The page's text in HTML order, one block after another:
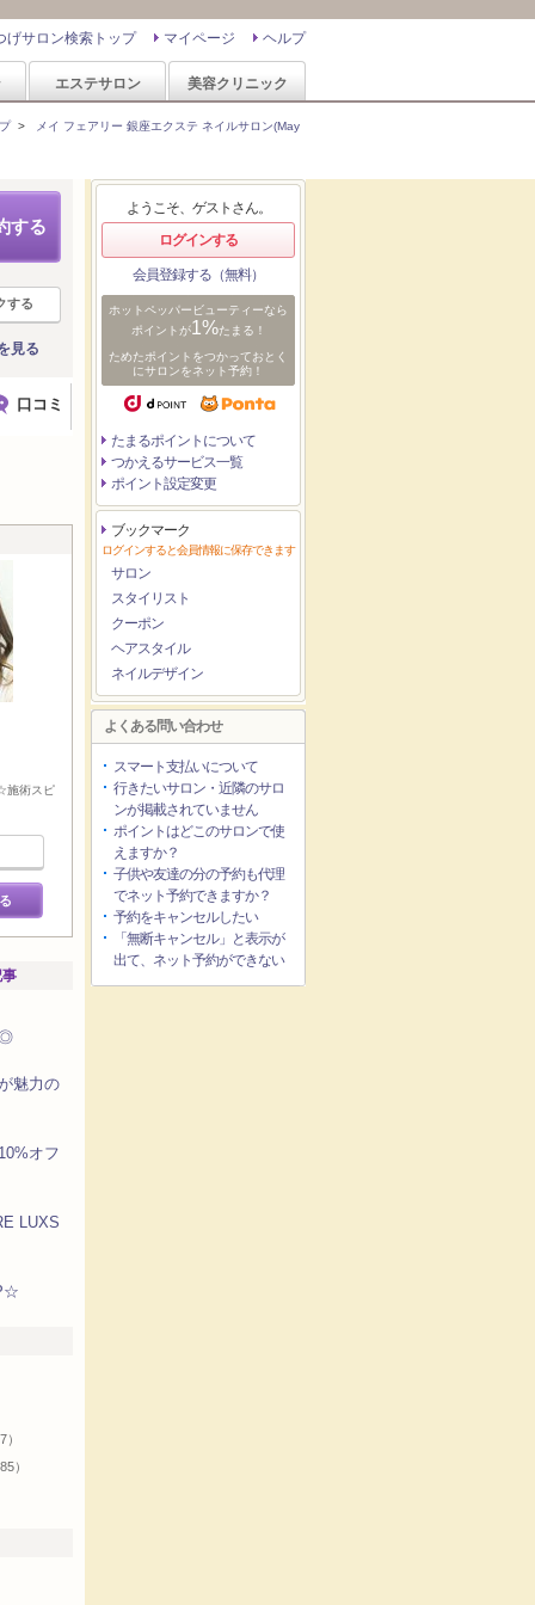
ヘルプ
マイページ
げサロン検索トップ
エステサロン 美容クリニック
> メイ フェアリー 銀座エクステ ネイルサロン(May
する
する
見る
口コミ
施術スピ
◎
魅力の
オフ
LUXS
）
）
ようこそ、ゲストさん。
ログインする
会員登録する（無料）
ホットペッパービューティーなら
ポイントが1%たまる！
ためたポイントをつかっておとく
にサロンをネット予約！
たまるポイントについて
つかえるサービス一覧
ポイント設定変更
ブックマーク
ログインすると会員情報に保存できます
サロン
スタイリスト
クーポン
ヘアスタイル
ネイルデザイン
よくある問い合わせ
スマート支払いについて
行きたいサロン・近隣のサロ
ンが掲載されていません
ポイントはどこのサロンで使
えますか？
子供や友達の分の予約も代理
でネット予約できますか？
予約をキャンセルしたい
「無断キャンセル」と表示が
出て、ネット予約ができない